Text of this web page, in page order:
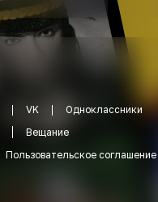
VK
Одноклассники
Вещание
Пользовательское соглашение